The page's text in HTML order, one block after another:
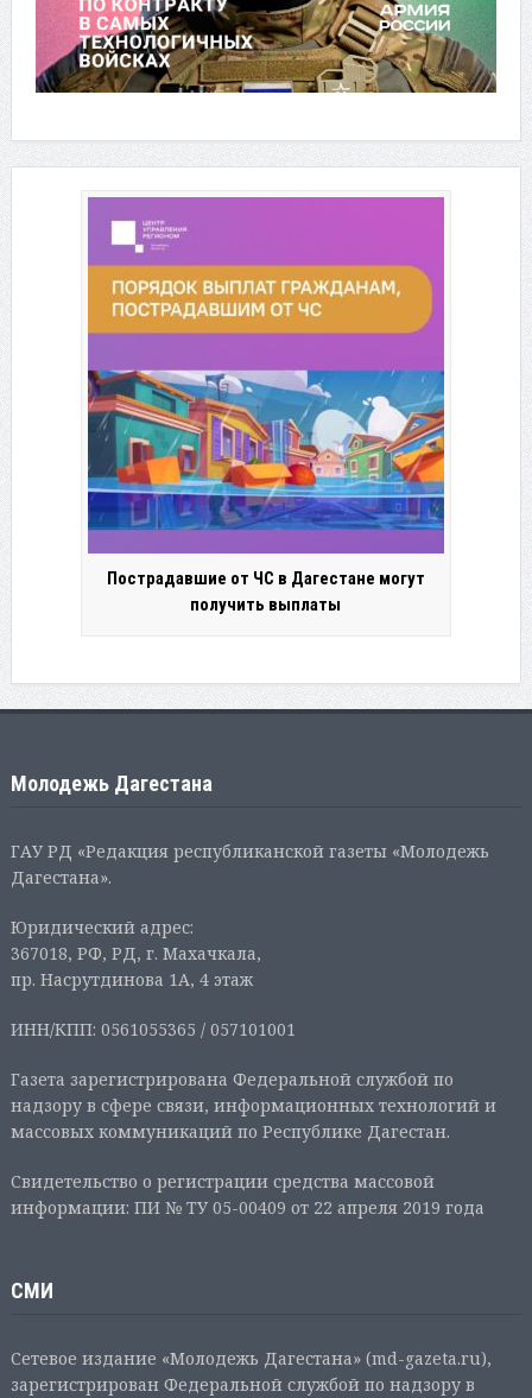
Пострадавшие от ЧС в Дагестане могут
получить выплаты
Молодежь Дагестана
ГАУ РД «Редакция республиканской газеты «Молодежь
Дагестана».
Юридический адрес:
367018, РФ, РД, г. Махачкала,
пр. Насрутдинова 1А, 4 этаж
ИНН/КПП: 0561055365 / 057101001
Газета зарегистрирована Федеральной службой по
надзору в сфере связи, информационных технологий и
массовых коммуникаций по Республике Дагестан.
Свидетельство о регистрации средства массовой
информации: ПИ № ТУ 05-00409 от 22 апреля 2019 года
СМИ
Сетевое издание «Молодежь Дагестана» (md-gazeta.ru),
зарегистрирован Федеральной службой по надзору в